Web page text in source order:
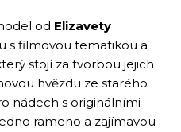
od Elizavety
s filmovou tematikou a
stojí za tvorbou jejich
hvězdu ze starého
nádech s originálními
rameno a zajímavou